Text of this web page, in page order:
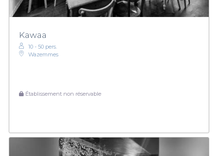
Kawaa
10 - 50 pers.
Wazemmes
Établissement non réservable